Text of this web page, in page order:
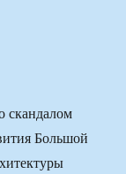
скандалом
Большой